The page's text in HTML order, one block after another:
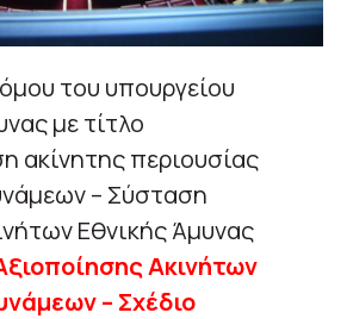
του υπουργείου
με τίτλο
ακίνητης περιουσίας
– Σύσταση
Εθνικής Άμυνας
Ακινήτων
– Σχέδιο